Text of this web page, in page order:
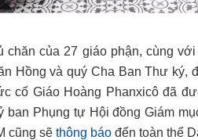
chăn của 27 giáo phận, cùng
Hồng và quý Cha Ban Thư
cố Giáo Hoàng Phanxicô đã
ban Phụng tự Hội đồng Giám
cũng sẽ thông báo đến toàn thể